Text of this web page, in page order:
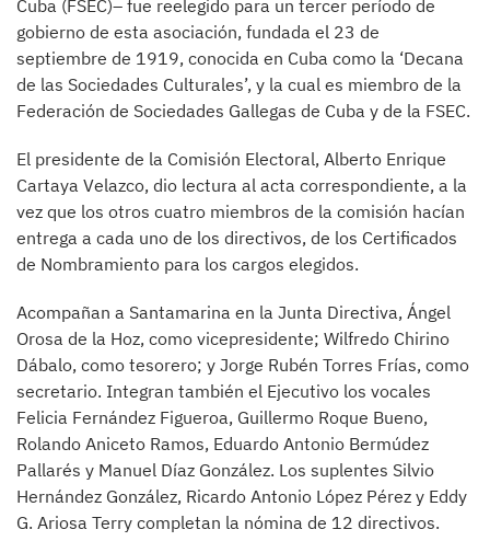
Cuba (FSEC)– fue reelegido para un tercer período de
gobierno de esta asociación, fundada el 23 de
septiembre de 1919, conocida en Cuba como la ‘Decana
de las Sociedades Culturales’, y la cual es miembro de la
Federación de Sociedades Gallegas de Cuba y de la FSEC.
El presidente de la Comisión Electoral, Alberto Enrique
Cartaya Velazco, dio lectura al acta correspondiente, a la
vez que los otros cuatro miembros de la comisión hacían
entrega a cada uno de los directivos, de los Certificados
de Nombramiento para los cargos elegidos.
Acompañan a Santamarina en la Junta Directiva, Ángel
Orosa de la Hoz, como vicepresidente; Wilfredo Chirino
Dábalo, como tesorero; y Jorge Rubén Torres Frías, como
secretario. Integran también el Ejecutivo los vocales
Felicia Fernández Figueroa, Guillermo Roque Bueno,
Rolando Aniceto Ramos, Eduardo Antonio Bermúdez
Pallarés y Manuel Díaz González. Los suplentes Silvio
Hernández González, Ricardo Antonio López Pérez y Eddy
G. Ariosa Terry completan la nómina de 12 directivos.